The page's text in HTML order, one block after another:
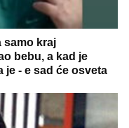
samo kraj
bebu, a kad je
je - e sad će osveta